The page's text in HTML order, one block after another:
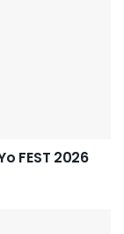
FEST 2026